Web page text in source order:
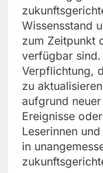
Wissensstand
zum Zeitpunkt
verfügbar
Verpflichtung,
zu
aufgrund
Ereignisse
Leserinnen
in